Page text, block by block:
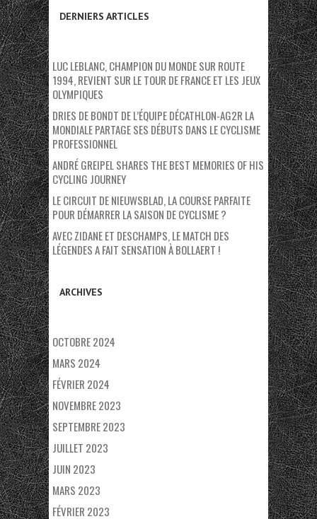
DERNIERS ARTICLES
LUC LEBLANC, CHAMPION DU MONDE SUR ROUTE
1994, REVIENT SUR LE TOUR DE FRANCE ET LES JEUX
OLYMPIQUES
DRIES DE BONDT DE L’ÉQUIPE DÉCATHLON-AG2R LA
MONDIALE PARTAGE SES DÉBUTS DANS LE CYCLISME
PROFESSIONNEL
ANDRÉ GREIPEL SHARES THE BEST MEMORIES OF HIS
CYCLING JOURNEY
LE CIRCUIT DE NIEUWSBLAD, LA COURSE PARFAITE
POUR DÉMARRER LA SAISON DE CYCLISME ?
AVEC ZIDANE ET DESCHAMPS, LE MATCH DES
LÉGENDES A FAIT SENSATION À BOLLAERT !
ARCHIVES
OCTOBRE 2024
MARS 2024
FÉVRIER 2024
NOVEMBRE 2023
SEPTEMBRE 2023
JUILLET 2023
JUIN 2023
MARS 2023
FÉVRIER 2023